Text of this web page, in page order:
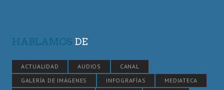
HABLAMOS DE
ACTUALIDAD AUDIOS
CANAL
GALERÍA DE IMÁGENES
INFOGRAFÍAS
MEDIATECA